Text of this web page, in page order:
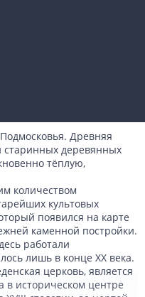
Древняя
старинных деревянных
тёплую,
количеством
культовых
появился на карте
каменной постройки.
работали
лишь в конце XX века.
церковь, является
в историческом центре